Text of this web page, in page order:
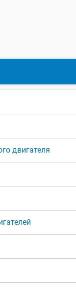
двигателя